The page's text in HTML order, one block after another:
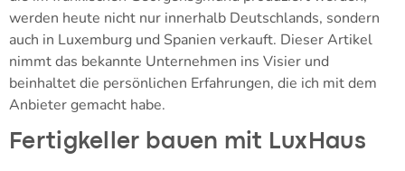
werden heute nicht nur innerhalb Deutschlands, sondern
auch in Luxemburg und Spanien verkauft. Dieser Artikel
nimmt das bekannte Unternehmen ins Visier und
beinhaltet die persönlichen Erfahrungen, die ich mit dem
Anbieter gemacht habe.
Fertigkeller bauen mit LuxHaus